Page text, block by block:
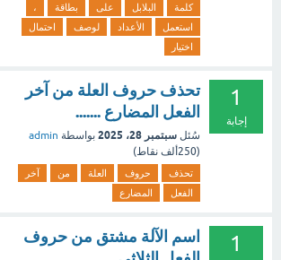
كلمة
البلابل على بطاقة
،
استعمل
الأعداد لوصف
احتمال
اختيار
1
إجابة
تحذف حروف العلة من آخر
الفعل المضارع .......
سُئل سبتمبر 28، 2025 بواسطة admin
(250ألف نقاط)
تحذف حروف العلة من
آخر
الفعل
المضارع
1
اسم الآلة مشتق من حروف